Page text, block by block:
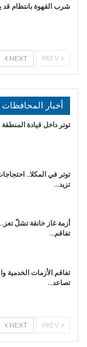
شرب القهوة بانتظام قد
NEXT
أخبار المحافظات
توتر داخل قيادة
توتر في المكلا..
تزيد…
أزمة غاز خانقة تشلّ
تفاقم…
تفاقم الأزمات الخدمية
تصاعد…
NEXT